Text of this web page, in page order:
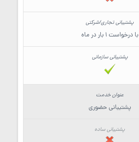
با درخواست 1 بار در ماه
پشتیبانی حضوری